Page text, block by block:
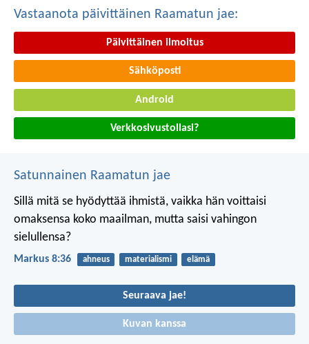
Vastaanota päivittäinen Raamatun jae:
Päivittäinen ilmoitus
Sähköposti
Android
Verkkosivustollasi?
Satunnainen Raamatun jae
Sillä mitä se hyödyttää ihmistä, vaikka hän voittaisi
omaksensa koko maailman, mutta saisi vahingon
sielullensa?
Markus 8:36 ahneus materialismi elämä
Seuraava jae!
Kuvan kanssa